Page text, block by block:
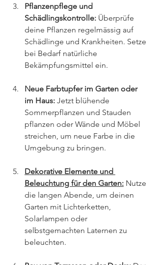
Pflanzenpflege und
Schädlingskontrolle: Überprüfe
deine Pflanzen regelmässig auf
Schädlinge und Krankheiten. Setze
bei Bedarf natürliche
Bekämpfungsmittel ein.
Neue Farbtupfer im Garten oder
im Haus: Jetzt blühende
Sommerpflanzen und Stauden
pflanzen oder Wände und Möbel
streichen, um neue Farbe in die
Umgebung zu bringen.
Dekorative Elemente und
Beleuchtung für den Garten: Nutze
die langen Abende, um deinen
Garten mit Lichterketten,
Solarlampen oder
selbstgemachten Laternen zu
beleuchten.